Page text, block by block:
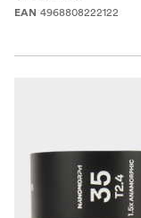
EAN 4968808222122